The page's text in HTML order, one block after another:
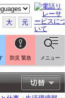
大 元
防災 緊急 メニュー